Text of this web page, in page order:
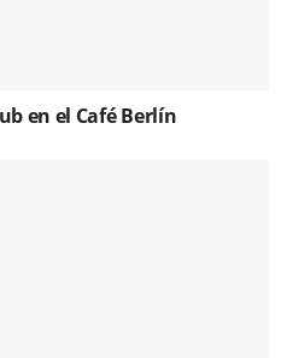
en el Café Berlín